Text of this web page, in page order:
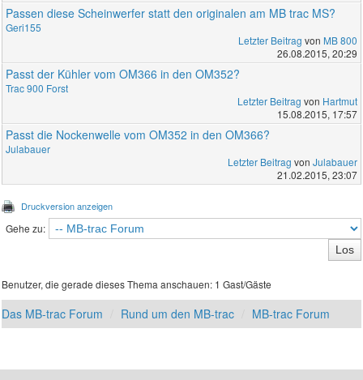
Passen diese Scheinwerfer statt den originalen am MB trac MS?
Geri155
Letzter Beitrag von MB 800
26.08.2015, 20:29
Passt der Kühler vom OM366 in den OM352?
Trac 900 Forst
Letzter Beitrag von Hartmut
15.08.2015, 17:57
Passt die Nockenwelle vom OM352 in den OM366?
Julabauer
Letzter Beitrag von Julabauer
21.02.2015, 23:07
Druckversion anzeigen
Gehe zu:
Benutzer, die gerade dieses Thema anschauen: 1 Gast/Gäste
Das MB-trac Forum Rund um den MB-trac MB-trac Forum